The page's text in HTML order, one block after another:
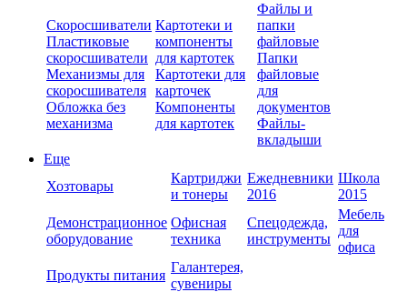
Скоросшиватели
Пластиковые
скоросшиватели
Механизмы для
скоросшивателя
Обложка без
механизма
Картотеки и
компоненты
для картотек
Картотеки для
карточек
Компоненты
для картотек
Файлы и
папки
файловые
Папки
файловые
для
документов
Файлы-
вкладыши
Еще
Хозтовары
Картриджи
и тонеры
Ежедневники
2016
Школа
2015
Демонстрационное
оборудование
Офисная
техника
Спецодежда,
инструменты
Мебель
для
офиса
Продукты питания
Галантерея,
сувениры